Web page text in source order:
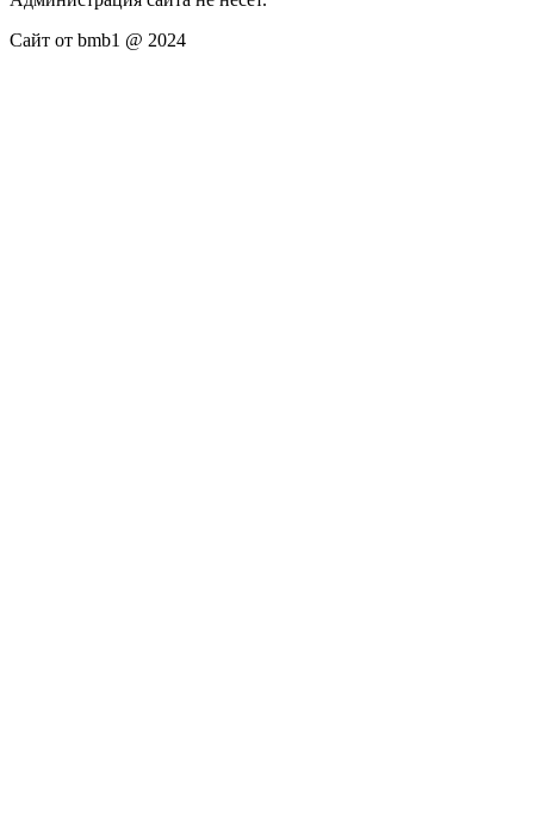
Сайт от bmb1 @ 2024